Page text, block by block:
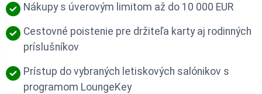
Nákupy s úverovým limitom až do 10 000 EUR
Cestovné poistenie pre držiteľa karty aj rodinných
príslušníkov
Prístup do vybraných letiskových salónikov s
programom LoungeKey